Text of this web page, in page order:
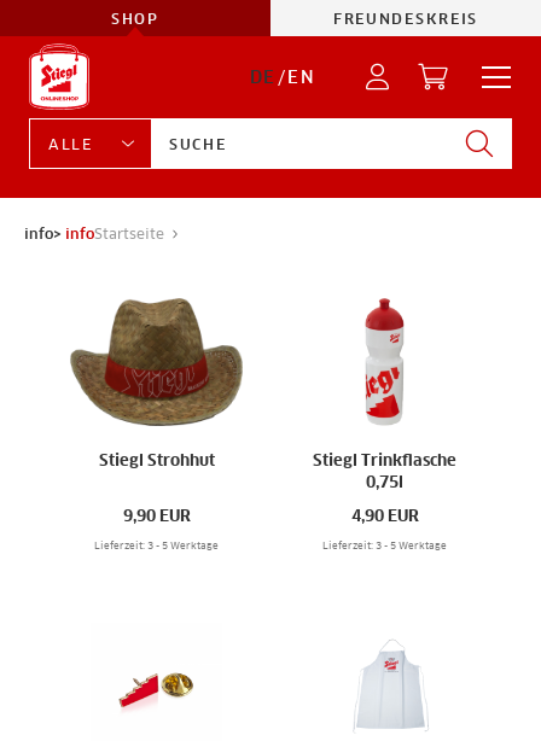
SHOP FREUNDESKREIS
DE/EN
info> infoStartseite
Stiegl Strohhut
9,90 EUR
Lieferzeit: 3 - 5 Werktage
Stiegl Trinkflasche
0,75l
4,90 EUR
Lieferzeit: 3 - 5 Werktage